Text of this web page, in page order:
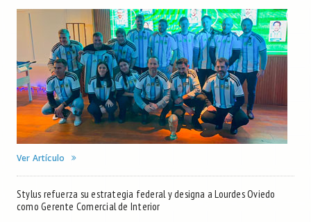
Ver Artículo
Stylus refuerza su estrategia federal y designa a Lourdes Oviedo
como Gerente Comercial de Interior